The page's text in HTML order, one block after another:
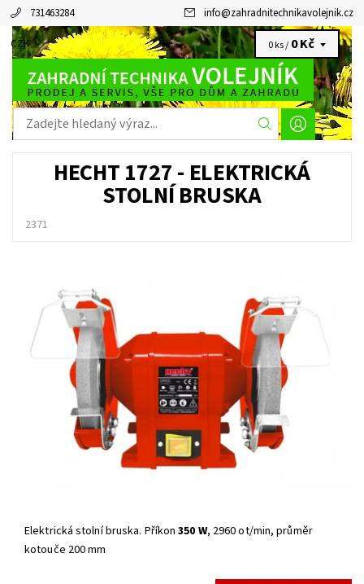
731463284 info@zahradnitechnikavolejnik.cz
CZK 0 ks / 0 Kč
HECHT 1727 - ELEKTRICKÁ
STOLNÍ BRUSKA
2371
Elektrická stolní bruska. Příkon350 W, 2960 ot/min, průměr
kotouče 200 mm